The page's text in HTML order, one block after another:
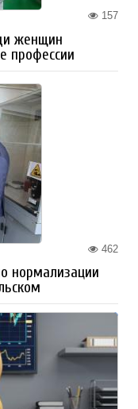
157
женщин
профессии
462
нормализации